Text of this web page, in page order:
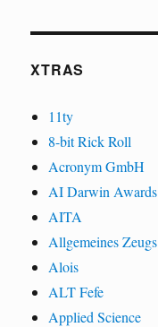
XTRAS
11ty
8-bit Rick Roll
Acronym GmbH
AI Darwin Awards
AITA
Allgemeines Zeugs
Alois
ALT Fefe
Applied Science